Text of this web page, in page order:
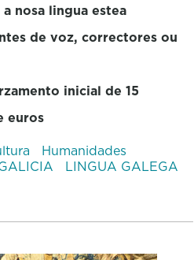
nosa lingua estea
de voz, correctores ou
inicial de 15
euros
Humanidades
LINGUA GALEGA